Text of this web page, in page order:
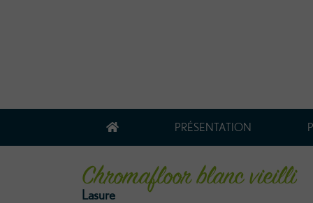
PRÉSENTATION
Chromafloor blanc vieilli
Lasure